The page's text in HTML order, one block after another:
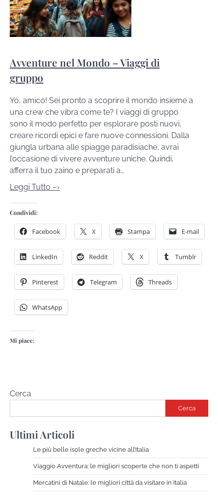
Avventure nel Mondo – Viaggi di
gruppo
Yo, amico! Sei pronto a scoprire il mondo insieme a
una crew che vibra come te? I viaggi di gruppo
sono il modo perfetto per esplorare posti nuovi,
creare ricordi epici e fare nuove connessioni. Dalla
giungla urbana alle spiagge paradisiache, avrai
l’occasione di vivere avventure uniche. Quindi,
afferra il tuo zaino e preparati a…
Leggi Tutto –›
Condividi:
Facebook X Stampa E-mail
LinkedIn Reddit X Tumblr
Pinterest Telegram Threads
WhatsApp
Mi piace:
Cerca
Cerca
Ultimi Articoli
Le più belle isole greche vicine all’Italia
Viaggio Avventura: le migliori scoperte che non ti aspetti
Mercatini di Natale: le migliori città da visitare in Italia
Avventure nel Mondo – Viaggi di gruppo
I giovani risparmiano per viaggi e svaghi
The Tourist Novembre 14, 2024